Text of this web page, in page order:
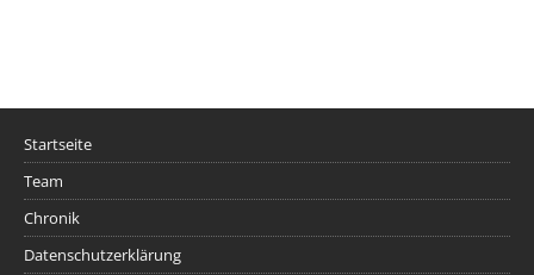
Startseite
Team
Chronik
Datenschutzerklärung